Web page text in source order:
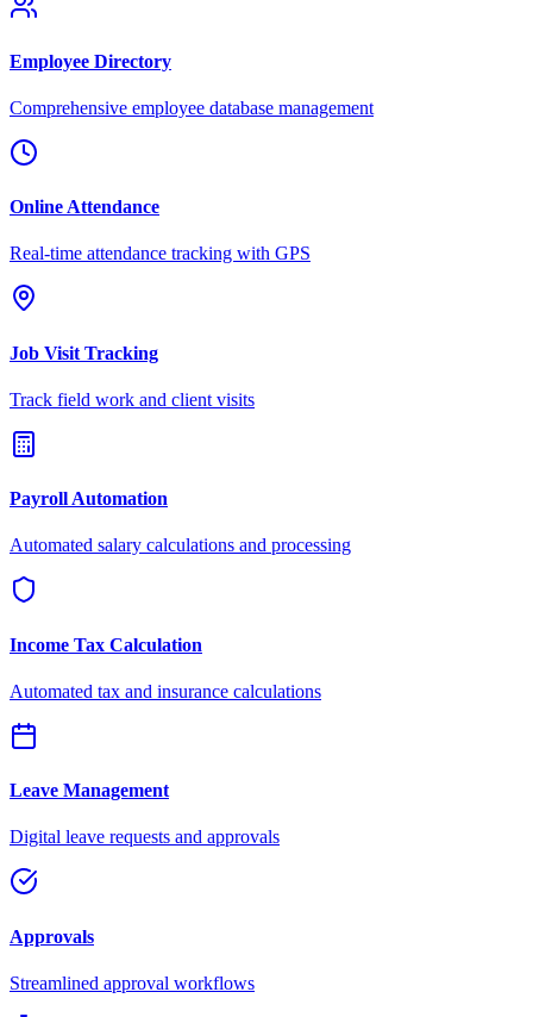
Employee Directory
Comprehensive employee database management
Online Attendance
Real-time attendance tracking with GPS
Job Visit Tracking
Track field work and client visits
Payroll Automation
Automated salary calculations and processing
Income Tax Calculation
Automated tax and insurance calculations
Leave Management
Digital leave requests and approvals
Approvals
Streamlined approval workflows